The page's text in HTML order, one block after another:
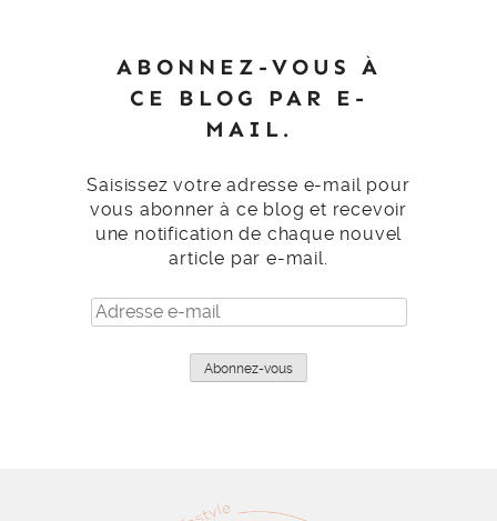
ABONNEZ-VOUS À
CE BLOG PAR E-
MAIL.
Saisissez votre adresse e-mail pour
vous abonner à ce blog et recevoir
une notification de chaque nouvel
article par e-mail.
Adresse
e-
Abonnez-vous